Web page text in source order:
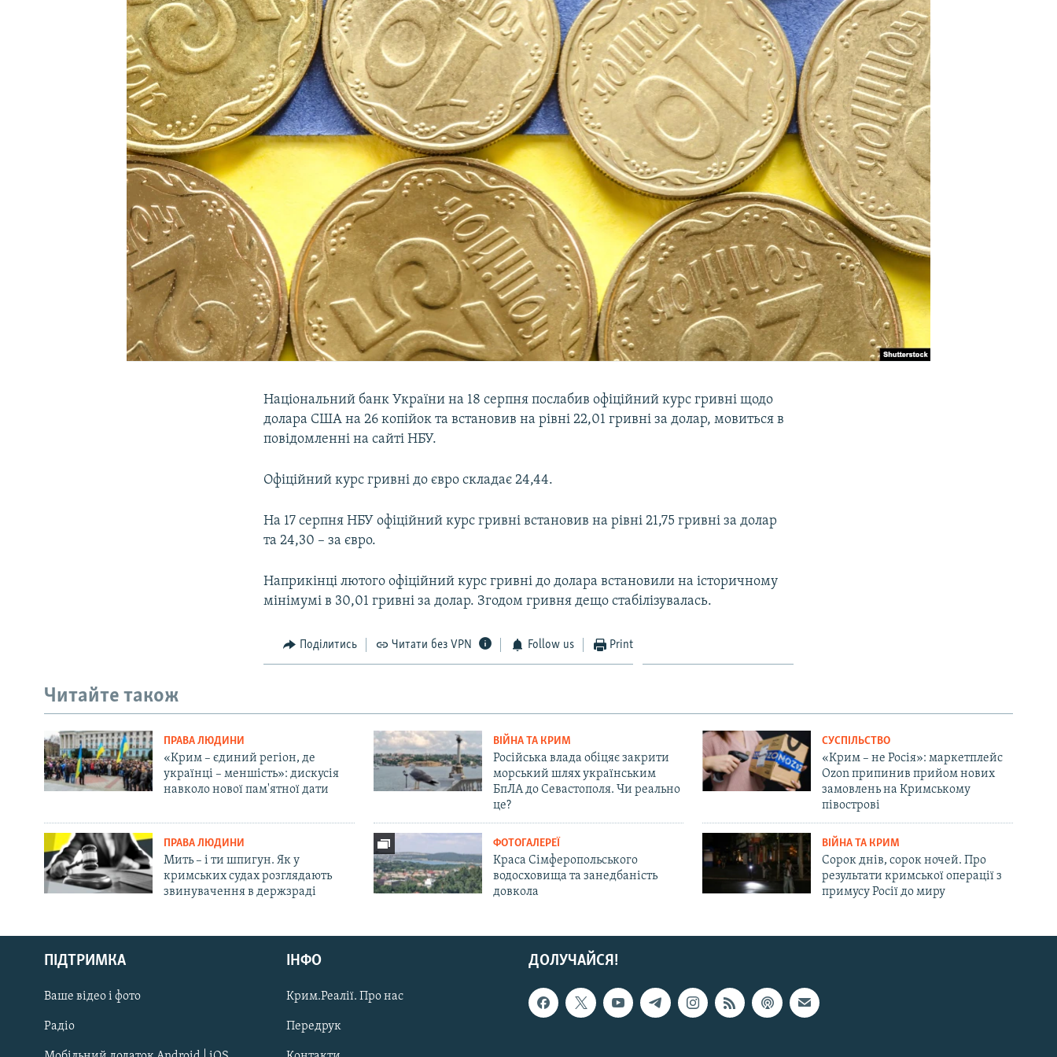
УКРАЇНСЬКА ПРОБЛЕМА КРИМУ
Русский
Qırımtatar
ДОЛУЧАЙСЯ!
Національний банк України на 18 серпня послабив офіційний курс гривні щодо
долара США на 26 копійок та встановив на рівні 22,01 гривні за долар, мовиться в
повідомленні на сайті НБУ.
Офіційний курс гривні до євро складає 24,44.
На 17 серпня НБУ офіційний курс гривні встановив на рівні 21,75 гривні за долар
та 24,30 – за євро.
Наприкінці лютого офіційний курс гривні до долара встановили на історичному
мінімумі в 30,01 гривні за долар. Згодом гривня дещо стабілізувалась.
Поділитись Читати без VPN Follow us Print
Читайте також
ПРАВА ЛЮДИНИ
«Крим – єдиний регіон, де
українці – меншість»: дискусія
навколо нової пам'ятної дати
ВІЙНА ТА КРИМ
Російська влада обіцяє закрити
морський шлях українським
БпЛА до Севастополя. Чи реально
це?
СУСПІЛЬСТВО
«Крим – не Росія»: маркетплейс
Ozon припинив прийом нових
замовлень на Кримському
півострові
ПРАВА ЛЮДИНИ
Мить – і ти шпигун. Як у
кримських судах розглядають
звинувачення в держзраді
ФОТОГАЛЕРЕЇ
Краса Сімферопольського
водосховища та занедбаність
довкола
ВІЙНА ТА КРИМ
Сорок днів, сорок ночей. Про
результати кримської операції з
примусу Росії до миру
ДОЛУЧАЙСЯ!
ПІДТРИМКА
Ваше відео і фото
Радіо
ІНФО
Крим.Реалії. Про нас
Передрук